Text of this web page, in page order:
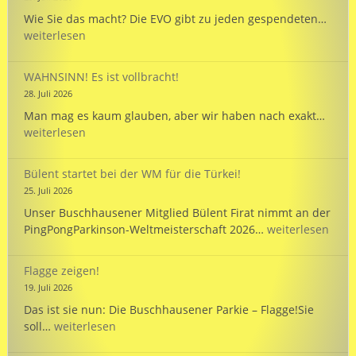
Passport
Wie Sie das macht? Die EVO gibt zu jeden gespendeten…
weiterlesen
WAHNSINN! Es ist vollbracht!
28. Juli 2026
Man mag es kaum glauben, aber wir haben nach exakt…
weiterlesen
Bülent startet bei der WM für die Türkei!
25. Juli 2026
Unser Buschhausener Mitglied Bülent Firat nimmt an der
PingPongParkinson-Weltmeisterschaft 2026… Bülent
für
weiterlesen
Flagge zeigen!
19. Juli 2026
Das ist sie nun: Die Buschhausener Parkie – Flagge!Sie
soll… Flagge
weiterlesen